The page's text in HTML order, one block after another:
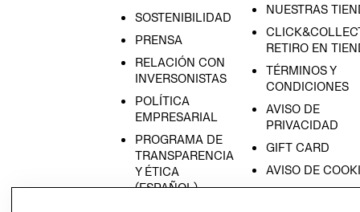
SOSTENIBILIDAD
PRENSA
RELACIÓN CON
INVERSONISTAS
POLÍTICA
EMPRESARIAL
PROGRAMA DE
TRANSPARENCIA
Y ÉTICA
(ESPAÑOL)
NUESTRAS
RETIRO EN
TÉRMINOS Y
CONDICIONES
AVISO DE
PRIVACIDAD
GIFT CARD
AVISO DE